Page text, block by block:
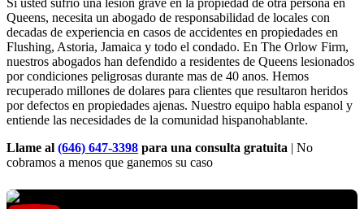
Si usted sufrio una lesion grave en la propiedad de otra persona en
Queens, necesita un abogado de responsabilidad de locales con
decadas de experiencia en casos de accidentes en propiedades en
Flushing, Astoria, Jamaica y todo el condado. En The Orlow Firm,
nuestros abogados han defendido a residentes de Queens lesionados
por condiciones peligrosas durante mas de 40 anos. Hemos
recuperado millones de dolares para clientes que resultaron heridos
por defectos en propiedades ajenas. Nuestro equipo habla espanol y
entiende las necesidades de la comunidad hispanohablante.
Llame al (646) 647-3398 para una consulta gratuita | No
cobramos a menos que ganemos su caso